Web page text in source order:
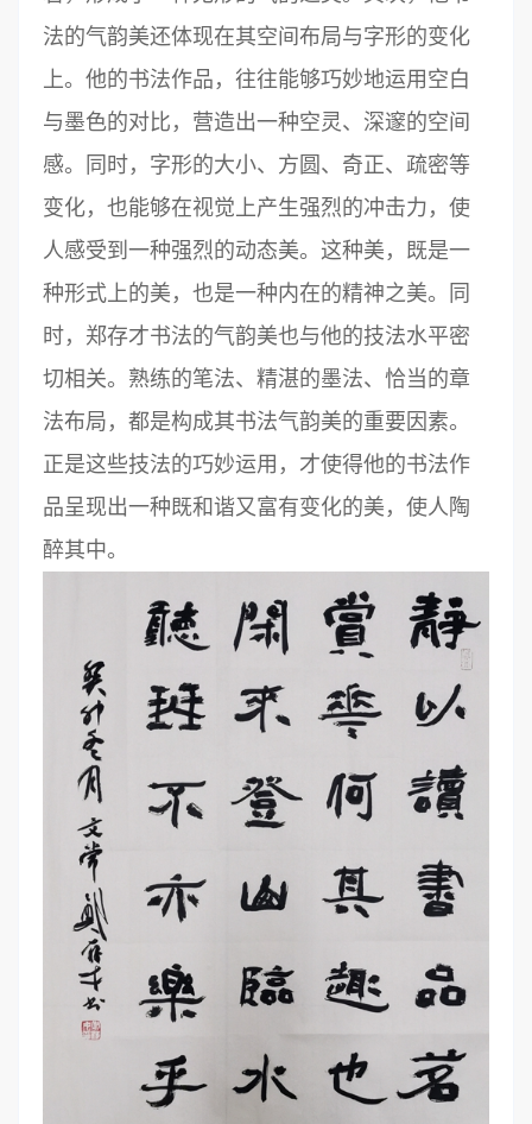
法的气韵美还体现在其空间布局与字形的变化
上。他的书法作品，往往能够巧妙地运用空白
与墨色的对比，营造出一种空灵、深邃的空间
感。同时，字形的大小、方圆、奇正、疏密等
变化，也能够在视觉上产生强烈的冲击力，使
人感受到一种强烈的动态美。这种美，既是一
种形式上的美，也是一种内在的精神之美。同
时，郑存才书法的气韵美也与他的技法水平密
切相关。熟练的笔法、精湛的墨法、恰当的章
法布局，都是构成其书法气韵美的重要因素。
正是这些技法的巧妙运用，才使得他的书法作
品呈现出一种既和谐又富有变化的美，使人陶
醉其中。